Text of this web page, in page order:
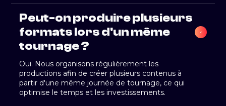
Peut-on produire plusieurs
formats lors d'un même
tournage ?
Oui. Nous organisons régulièrement les
productions afin de créer plusieurs contenus à
partir d'une même journée de tournage, ce qui
optimise le temps et les investissements.